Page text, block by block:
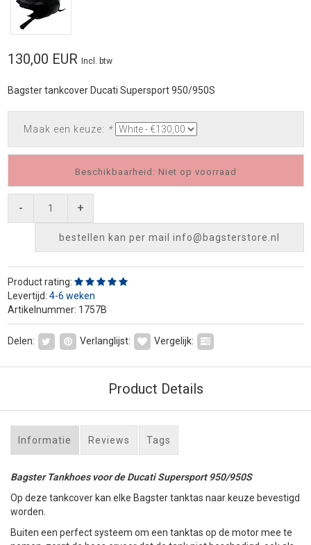
130,00 EUR Incl. btw
Bagster tankcover Ducati Supersport 950/950S
Maak een keuze: *
Beschikbaarheid: Niet op voorraad
- +
bestellen kan per mail info@bagsterstore.nl
Product rating:
Levertijd: 4-6 weken
Artikelnummer: 1757B
Delen: Verlanglijst: Vergelijk:
Product Details
Informatie Reviews Tags
Bagster Tankhoes voor de Ducati Supersport 950/950S
Op deze tankcover kan elke Bagster tanktas naar keuze bevestigd
worden.
Buiten een perfect systeem om een tanktas op de motor mee te